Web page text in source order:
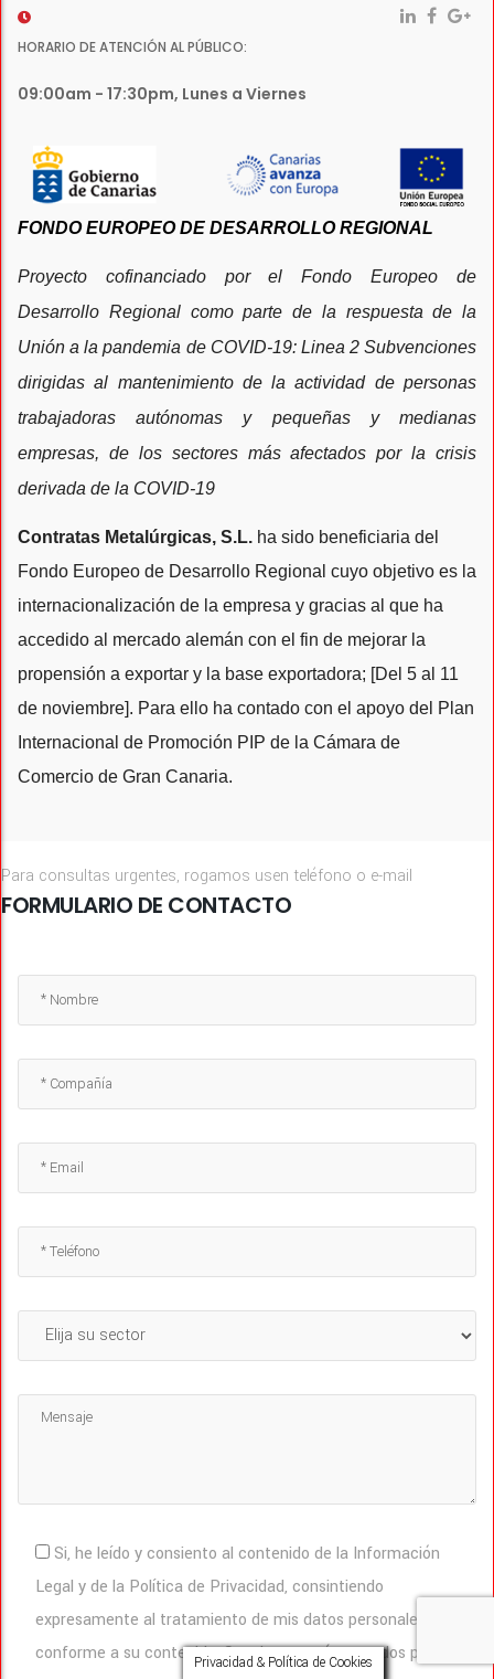
HORARIO DE ATENCIÓN AL PÚBLICO:
09:00am - 17:30pm, Lunes a Viernes
FONDO EUROPEO DE DESARROLLO REGIONAL
Proyecto cofinanciado por el Fondo Europeo de
Desarrollo Regional como parte de la respuesta de la
Unión a la pandemia de COVID-19: Linea 2 Subvenciones
dirigidas al mantenimiento de la actividad de personas
trabajadoras autónomas y pequeñas y medianas
empresas, de los sectores más afectados por la crisis
derivada de la COVID-19
Contratas Metalúrgicas, S.L. ha sido beneficiaria del
Fondo Europeo de Desarrollo Regional cuyo objetivo es la
internacionalización de la empresa y gracias al que ha
accedido al mercado alemán con el fin de mejorar la
propensión a exportar y la base exportadora; [Del 5 al 11
de noviembre]. Para ello ha contado con el apoyo del Plan
Internacional de Promoción PIP de la Cámara de
Comercio de Gran Canaria.
Para consultas urgentes, rogamos usen teléfono o e-mail
FORMULARIO DE CONTACTO
Si, he leído y consiento al contenido de la Información
Legal y de la Política de Privacidad, consintiendo
expresamente al tratamiento de mis datos personales
conforme a su contenido. Sus datos serán tratados por
Privacidad & Política de Cookies